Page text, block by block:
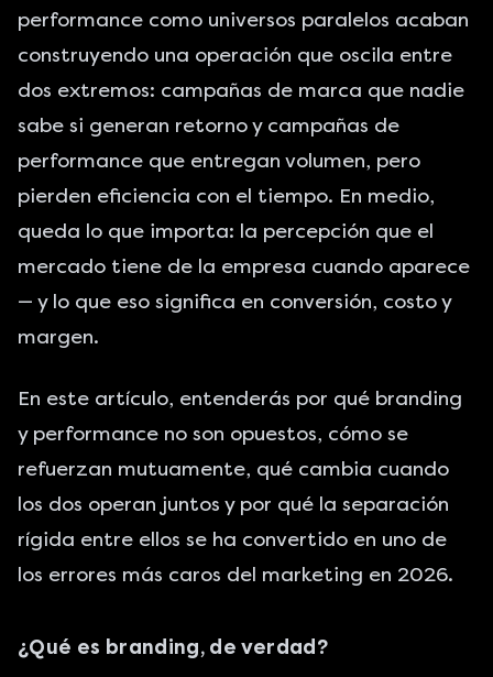
performance como universos paralelos acaban
construyendo una operación que oscila entre
dos extremos: campañas de marca que nadie
sabe si generan retorno y campañas de
performance que entregan volumen, pero
pierden eficiencia con el tiempo. En medio,
queda lo que importa: la percepción que el
mercado tiene de la empresa cuando aparece
— y lo que eso significa en conversión, costo y
margen.
En este artículo, entenderás por qué branding
y performance no son opuestos, cómo se
refuerzan mutuamente, qué cambia cuando
los dos operan juntos y por qué la separación
rígida entre ellos se ha convertido en uno de
los errores más caros del marketing en 2026.
¿Qué es branding, de verdad?